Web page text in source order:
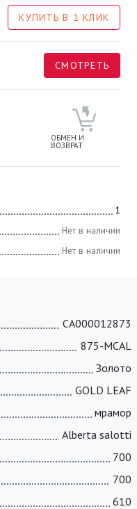
КУПИТЬ В 1 КЛИК
СМОТРЕТЬ
ОБМЕН И
ВОЗВРАТ
1
Нет в наличии
Нет в наличии
СА000012873
875-MCAL
Золото
GOLD LEAF
мрамор
Alberta salotti
700
700
610